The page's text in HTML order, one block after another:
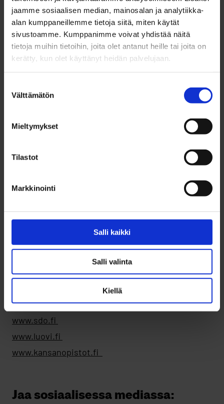
jaamme sosiaalisen median, mainosalan ja analytiikka-
alan kumppaneillemme tietoja siitä, miten käytät
sivustoamme. Kumppanimme voivat yhdistää näitä
tietoja muihin tietoihin, joita olet antanut heille tai joita on
kerätty, kun olet käyttänyt heidän palvelujaan.
valinta
Välttämätön
Mieltymykset
Tilastot
Markkinointi
Salli kaikki
Salli valinta
Kiellä
Oppivelvollisilla alle 18-vuotiailla nuorilla on
hakeutumisvelvollisuus koulutukseen, eli sinun
tulee hakea opiskelupaikkaa joko valmentavaan
koulutukseen tai jatkuvan haun kautta
tutkintokoulutukseen. Jos olet oppivelvollinen ja
olet vielä elokuun lopussa ilman opiskelupaikkaa,
asuinkunnalle. Ilman opiskelupaikkaa olevalle
valmentavaan koulutukseen (TUVA- tai TELMA-
Oulussa asuinkunnan ohjaustehtävää hoitaa
Kesälomien aikaan lisätietoja voit kysyä Byströmin
Ohjaamon numerosta 050-5992293.
www.opintopolku.fi
www.oulunaikuislukio.fi
www.sdo.fi
www.luovi.fi
www.kansanopistot.fi
Jaa sosiaalisessa mediassa: